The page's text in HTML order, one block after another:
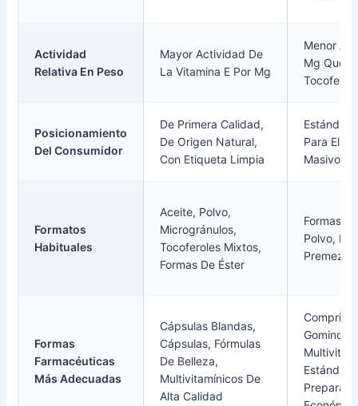
Actividad
Relativa En Peso
Mayor Actividad De
La Vitamina E Por Mg
Menor
Mg Que
Tocoferol
Posicionamiento
Del Consumidor
De Primera Calidad,
De Origen Natural,
Con Etiqueta Limpia
Estándar,
Para El
Masivo
Formatos
Habituales
Aceite, Polvo,
Microgránulos,
Tocoferoles Mixtos,
Formas De Éster
Formas
Polvo, De
Formas
Farmacéuticas
Más Adecuadas
Cápsulas Blandas,
Cápsulas, Fórmulas
De Belleza,
Multivitamínicos De
Alta Calidad
Estándar,